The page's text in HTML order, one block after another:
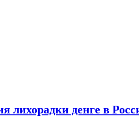
лихорадки денге в